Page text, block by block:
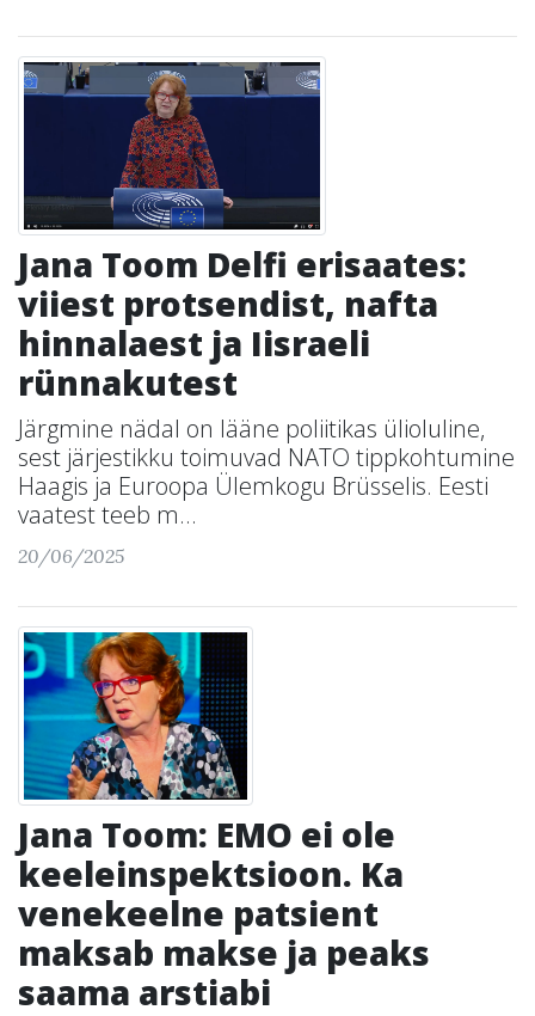
Jana Toom Delfi erisaates:
viiest protsendist, nafta
hinnalaest ja Iisraeli
rünnakutest
Järgmine nädal on lääne poliitikas ülioluline,
sest järjestikku toimuvad NATO tippkohtumine
Haagis ja Euroopa Ülemkogu Brüsselis. Eesti
vaatest teeb m...
20/06/2025
Jana Toom: EMO ei ole
keeleinspektsioon. Ka
venekeelne patsient
maksab makse ja peaks
saama arstiabi